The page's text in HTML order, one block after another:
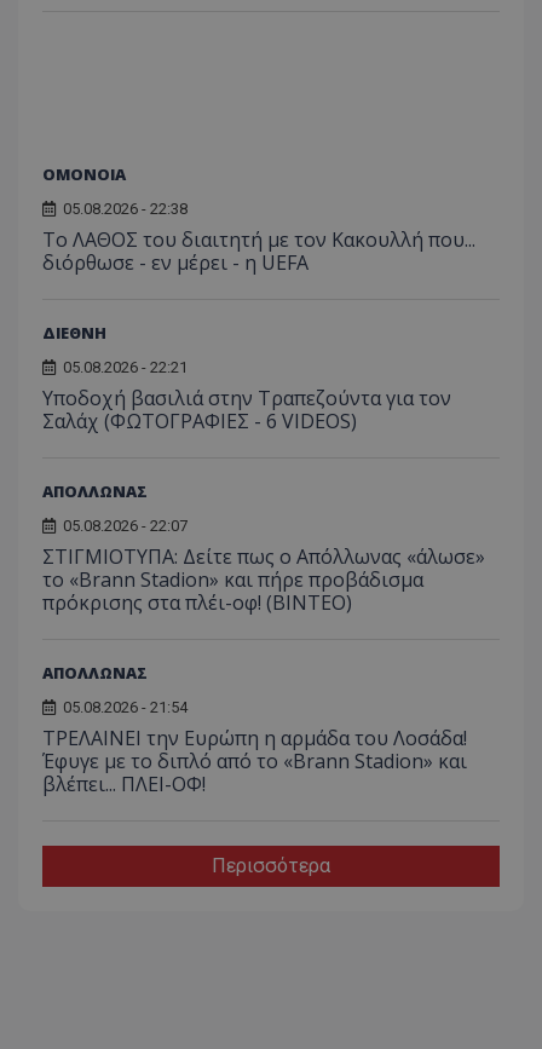
ΟΜΟΝΟΙΑ
05.08.2026 - 22:38
Το ΛΑΘΟΣ του διαιτητή με τον Κακουλλή που...
διόρθωσε - εν μέρει - η UEFA
ΔΙΕΘΝΗ
05.08.2026 - 22:21
Υποδοχή βασιλιά στην Τραπεζούντα για τον
Σαλάχ (ΦΩΤΟΓΡΑΦΙΕΣ - 6 VIDEOS)
ΑΠΟΛΛΩΝΑΣ
05.08.2026 - 22:07
ΣΤΙΓΜΙΟΤΥΠΑ: Δείτε πως ο Απόλλωνας «άλωσε»
το «Brann Stadion» και πήρε προβάδισμα
πρόκρισης στα πλέι-οφ! (ΒΙΝΤΕΟ)
ΑΠΟΛΛΩΝΑΣ
05.08.2026 - 21:54
ΤΡΕΛΑΙΝΕΙ την Ευρώπη η αρμάδα του Λοσάδα!
Έφυγε με το διπλό από το «Brann Stadion» και
βλέπει... ΠΛΕΙ-ΟΦ!
Περισσότερα